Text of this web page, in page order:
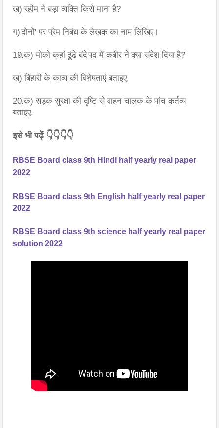
ख) रहीम ने बड़ा व्यक्ति किसे माना है?
ग)'दोनों' पर प्रेम निबंध के लेखक का नाम लिखिए।
19.क) मोको कहां ढूंढे बंदे'पद में कबीर ने क्या संदेश दिया है?
ख) बिहारी के काव्य की विशेषताएं बताइए.
20.क) सड़क सुरक्षा की दृष्टि से वाहन चालक के पांच कर्तव्य
बताइए.
इसे भी पढ़ें 👇👇👇👇
RBSE Board class 9th Hindi half yearly real paper
2022
RBSE Board class 9th English half yearly real paper
2022
RBSE Board class 9th science half yearly real paper
solution 2022